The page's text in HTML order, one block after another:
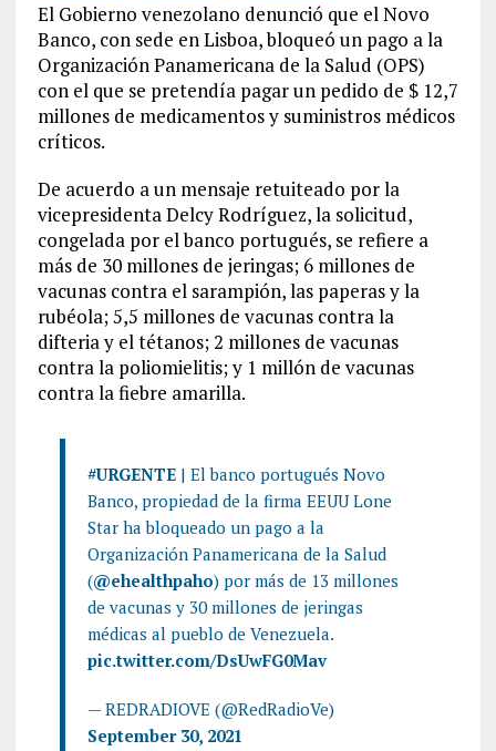
El Gobierno venezolano denunció que el Novo
Banco, con sede en Lisboa, bloqueó un pago a la
Organización Panamericana de la Salud (OPS)
con el que se pretendía pagar un pedido de $ 12,7
millones de medicamentos y suministros médicos
críticos.
De acuerdo a un mensaje retuiteado por la
vicepresidenta Delcy Rodríguez, la solicitud,
congelada por el banco portugués, se refiere a
más de 30 millones de jeringas; 6 millones de
vacunas contra el sarampión, las paperas y la
rubéola; 5,5 millones de vacunas contra la
difteria y el tétanos; 2 millones de vacunas
contra la poliomielitis; y 1 millón de vacunas
contra la fiebre amarilla.
#URGENTE| El banco portugués Novo
Banco, propiedad de la firma EEUU Lone
Star ha bloqueado un pago a la
Organización Panamericana de la Salud
(@ehealthpaho) por más de 13 millones
de vacunas y 30 millones de jeringas
médicas al pueblo de Venezuela.
pic.twitter.com/DsUwFG0Mav
— REDRADIOVE (@RedRadioVe)
September 30, 2021